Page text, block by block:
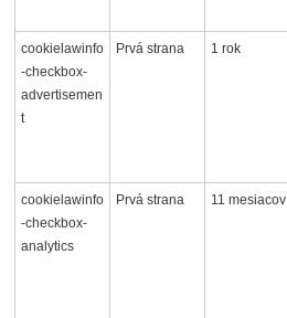
cookielawinfo
-checkbox-
advertisemen
t
Prvá strana 1 rok
cookielawinfo
-checkbox-
analytics
Prvá strana 11 mesiacov